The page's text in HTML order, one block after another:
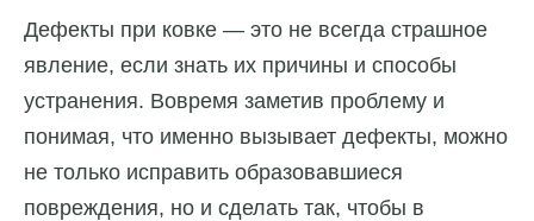
Дефекты при ковке — это не всегда страшное
явление, если знать их причины и способы
устранения. Вовремя заметив проблему и
понимая, что именно вызывает дефекты, можно
не только исправить образовавшиеся
повреждения, но и сделать так, чтобы в